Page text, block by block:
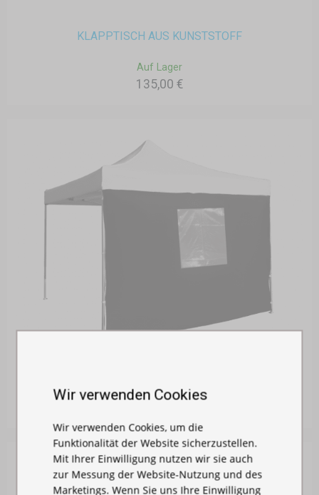
KLAPPTISCH AUS KUNSTSTOFF
Auf Lager
135,00 €
Auf Lager
Wir verwenden Cookies
Wir verwenden Cookies, um die
Funktionalität der Website sicherzustellen.
Mit Ihrer Einwilligung nutzen wir sie auch
zur Messung der Website-Nutzung und des
Marketings. Wenn Sie uns Ihre Einwilligung